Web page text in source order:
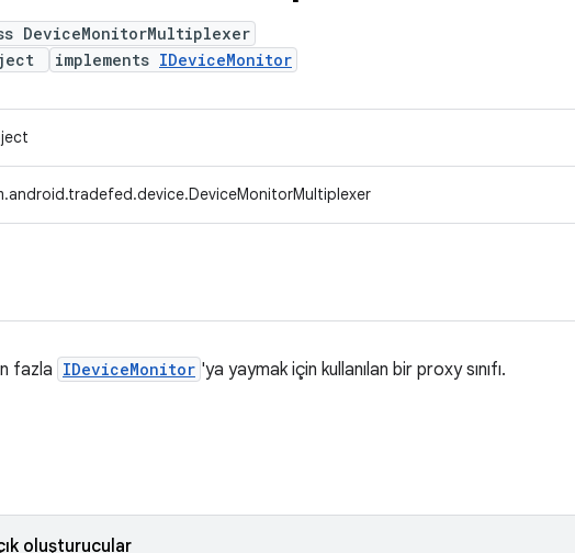
DeviceMonitorMultiplexer
implements IDeviceMonitor
fazla IDeviceMonitor 'ya yaymak için kullanılan bir proxy sınıfı.
oluşturucular